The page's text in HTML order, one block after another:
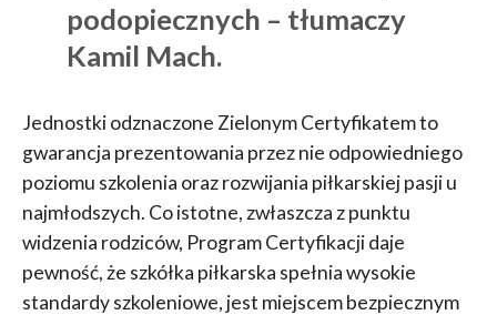
podopiecznych – tłumaczy
Kamil Mach.
Jednostki odznaczone Zielonym Certyfikatem to
gwarancja prezentowania przez nie odpowiedniego
poziomu szkolenia oraz rozwijania piłkarskiej pasji u
najmłodszych. Co istotne, zwłaszcza z punktu
widzenia rodziców, Program Certyfikacji daje
pewność, że szkółka piłkarska spełnia wysokie
standardy szkoleniowe, jest miejscem bezpiecznym